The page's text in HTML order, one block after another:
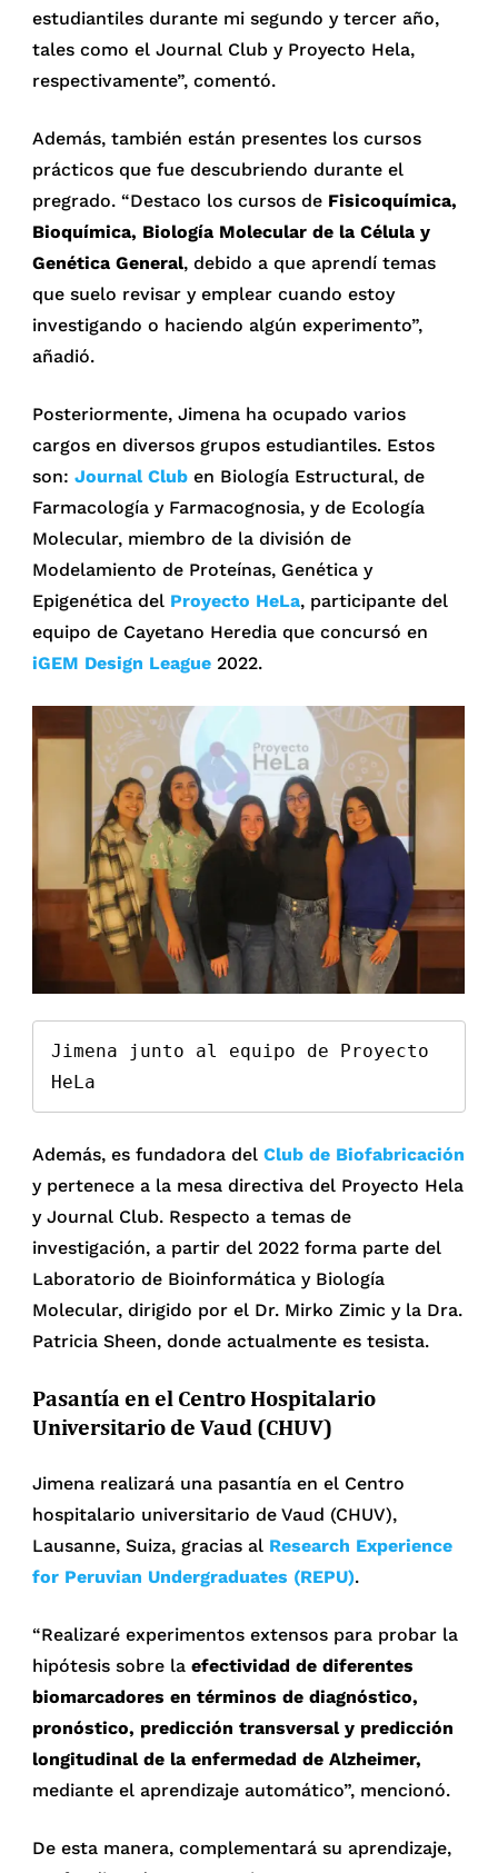
estudiantiles durante mi segundo y tercer año,
tales como el Journal Club y Proyecto Hela,
respectivamente”, comentó.
Además, también están presentes los cursos
prácticos que fue descubriendo durante el
pregrado. “Destaco los cursos de Fisicoquímica,
Bioquímica, Biología Molecular de la Célula y
Genética General, debido a que aprendí temas
que suelo revisar y emplear cuando estoy
investigando o haciendo algún experimento”,
añadió.
Posteriormente, Jimena ha ocupado varios
cargos en diversos grupos estudiantiles. Estos
son:Journal Club en Biología Estructural, de
Farmacología y Farmacognosia, y de Ecología
Molecular, miembro de la división de
Modelamiento de Proteínas, Genética y
Epigenética del Proyecto HeLa, participante del
equipo de Cayetano Heredia que concursó en
iGEM Design League 2022.
Jimena junto al equipo de Proyecto
HeLa
Además, es fundadora del Club de Biofabricación
y pertenece a la mesa directiva del Proyecto Hela
y Journal Club. Respecto a temas de
investigación, a partir del 2022 forma parte del
Laboratorio de Bioinformática y Biología
Molecular, dirigido por el Dr. Mirko Zimic y la Dra.
Patricia Sheen, donde actualmente es tesista.
Pasantía en el Centro Hospitalario
Universitario de Vaud (CHUV)
Jimena realizará una pasantía en el Centro
hospitalario universitario de Vaud (CHUV),
Lausanne, Suiza, gracias al Research Experience
for Peruvian Undergraduates (REPU).
“Realizaré experimentos extensos para probar la
hipótesis sobre laefectividad de diferentes
biomarcadores en términos de diagnóstico,
pronóstico, predicción transversal y predicción
longitudinal de la enfermedad de Alzheimer,
mediante el aprendizaje automático”, mencionó.
De esta manera, complementará su aprendizaje,